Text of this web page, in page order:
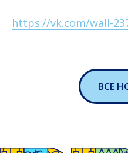
https://vk.com/wall-
ВСЕ